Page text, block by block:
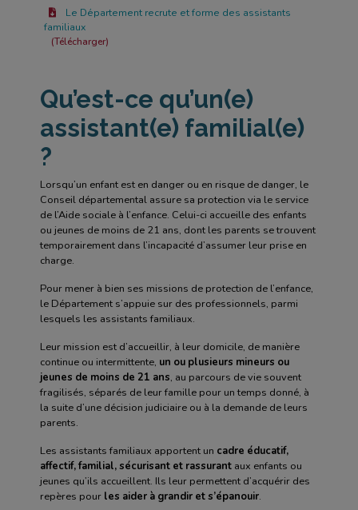
Le Département recrute et forme des assistants
familiaux
Télécharger
Qu’est-ce qu’un(e)
assistant(e) familial(e)
?
Lorsqu’un enfant est en danger ou en risque de danger, le
Conseil départemental assure sa protection via le service
de l’Aide sociale à l’enfance. Celui-ci accueille des enfants
ou jeunes de moins de 21 ans, dont les parents se trouvent
temporairement dans l’incapacité d’assumer leur prise en
charge.
Pour mener à bien ses missions de protection de l’enfance,
le Département s’appuie sur des professionnels, parmi
lesquels les assistants familiaux.
Leur mission est d’accueillir, à leur domicile, de manière
continue ou intermittente, un ou plusieurs mineurs ou
jeunes de moins de 21 ans, au parcours de vie souvent
fragilisés, séparés de leur famille pour un temps donné, à
la suite d’une décision judiciaire ou à la demande de leurs
parents.
Les assistants familiaux apportent un cadre éducatif,
affectif, familial, sécurisant et rassurantaux enfants ou
jeunes qu’ils accueillent. Ils leur permettent d’acquérir des
repères pour les aider à grandir et s’épanouir.